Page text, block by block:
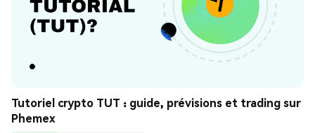
Tutoriel crypto TUT : guide, prévisions et trading sur
Phemex